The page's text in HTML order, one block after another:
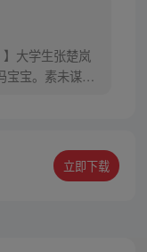
】大学生张楚岚
宝宝。素未谋面
覆，与冯宝宝一
立即下载